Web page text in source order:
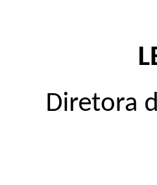
Diretora